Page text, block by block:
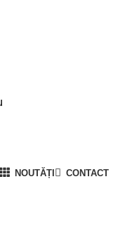
NOUTĂȚI CONTACT